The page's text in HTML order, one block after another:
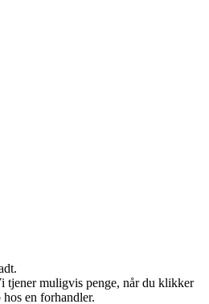
muligvis penge, når du klikker
en forhandler.